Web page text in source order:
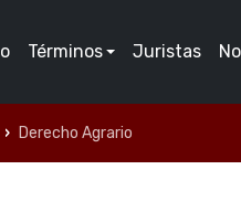
Términos Juristas
Derecho Agrario